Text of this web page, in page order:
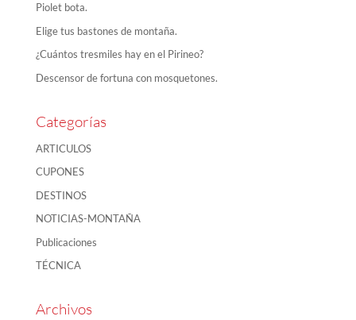
Piolet bota.
Elige tus bastones de montaña.
¿Cuántos tresmiles hay en el Pirineo?
Descensor de fortuna con mosquetones.
Categorías
ARTICULOS
CUPONES
DESTINOS
NOTICIAS-MONTAÑA
Publicaciones
TÉCNICA
Archivos